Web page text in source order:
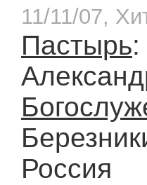
11/11/07,
Пастырь
Россия